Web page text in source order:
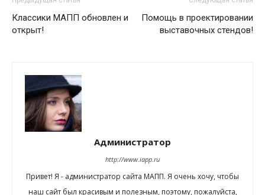
Классики МАПП обновлен и
открыт!
Помощь в проектировании
выставочных стендов!
Администратор
http://www.iapp.ru
Привет! Я - администратор сайта МАПП. Я очень хочу, чтобы
наш сайт был красивым и полезным, поэтому, пожалуйста,